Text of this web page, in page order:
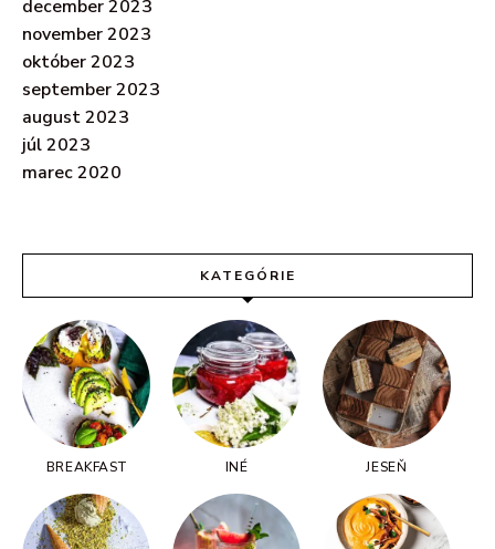
december 2023
november 2023
október 2023
september 2023
august 2023
júl 2023
marec 2020
KATEGÓRIE
BREAKFAST INÉ JESEŇ